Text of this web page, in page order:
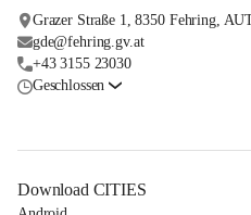
Grazer Straße 1, 8350 Fehring,
gde@fehring.gv.at
+43 3155 23030
Geschlossen
Download CITIES